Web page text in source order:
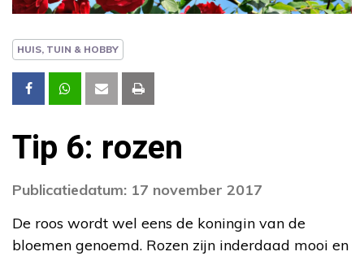
HUIS, TUIN & HOBBY
Tip 6: rozen
Publicatiedatum: 17 november 2017
De roos wordt wel eens de koningin van de
bloemen genoemd. Rozen zijn inderdaad mooi en